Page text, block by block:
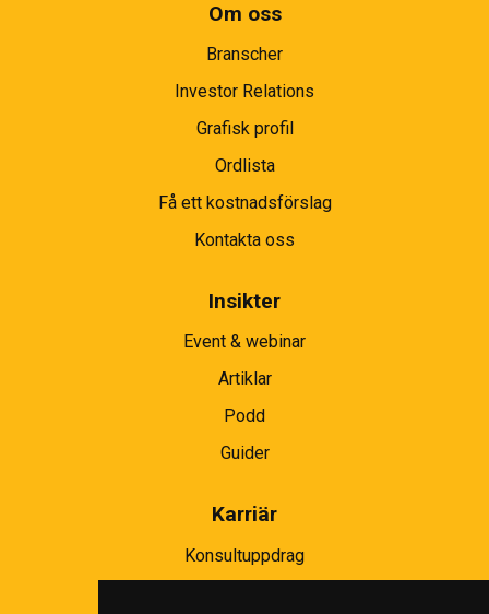
Om oss
Branscher
Investor Relations
Grafisk profil
Ordlista
Få ett kostnadsförslag
Kontakta oss
Insikter
Event & webinar
Artiklar
Podd
Guider
Karriär
Konsultuppdrag